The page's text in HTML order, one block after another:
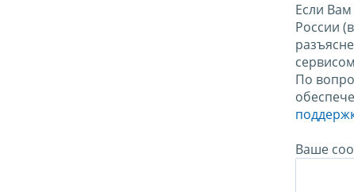
Если
России
сервисом
По
Ваше